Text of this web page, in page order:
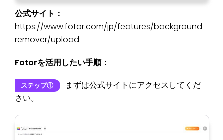
公式サイト：
https://www.fotor.com/jp/features/background-
remover/upload
Fotorを活用したい手順：
ステップ①
まずは公式サイトにアクセスしてくだ
さい。